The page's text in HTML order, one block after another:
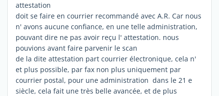
attestation
doit se faire en courrier recommandé avec A.R. Car nous
n' avons aucune confiance, en une telle administration,
pouvant dire ne pas avoir reçu l' attestation. nous
pouvions avant faire parvenir le scan
de la dite attestation part courrier électronique, cela n'
et plus possible, par fax non plus uniquement par
courrier postal, pour une administration dans le 21 e
siècle, cela fait une très belle avancée, et de plus